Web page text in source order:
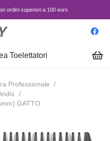
ordini superiori a 100 euro
Toelettatori
Professionale /
/
GATTO